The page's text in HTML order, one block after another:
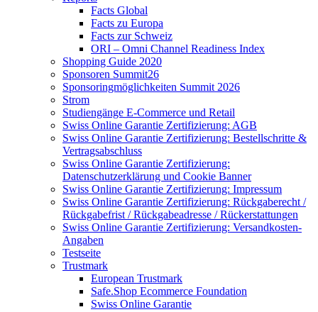
Facts Global
Facts zu Europa
Facts zur Schweiz
ORI – Omni Channel Readiness Index
Shopping Guide 2020
Sponsoren Summit26
Sponsoringmöglichkeiten Summit 2026
Strom
Studiengänge E-Commerce und Retail
Swiss Online Garantie Zertifizierung: AGB
Swiss Online Garantie Zertifizierung: Bestellschritte &
Vertragsabschluss
Swiss Online Garantie Zertifizierung:
Datenschutzerklärung und Cookie Banner
Swiss Online Garantie Zertifizierung: Impressum
Swiss Online Garantie Zertifizierung: Rückgaberecht /
Rückgabefrist / Rückgabeadresse / Rückerstattungen
Swiss Online Garantie Zertifizierung: Versandkosten-
Angaben
Testseite
Trustmark
European Trustmark
Safe.Shop Ecommerce Foundation
Swiss Online Garantie